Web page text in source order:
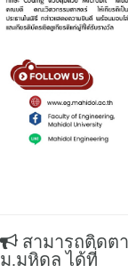
สามารถติดต
ม.มหิดล ได้ที่